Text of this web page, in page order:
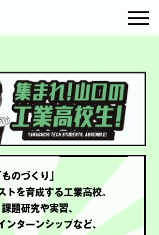
ものづくり」
トを育成する工業高校。
題研究や実習、
ンターンシップなど、